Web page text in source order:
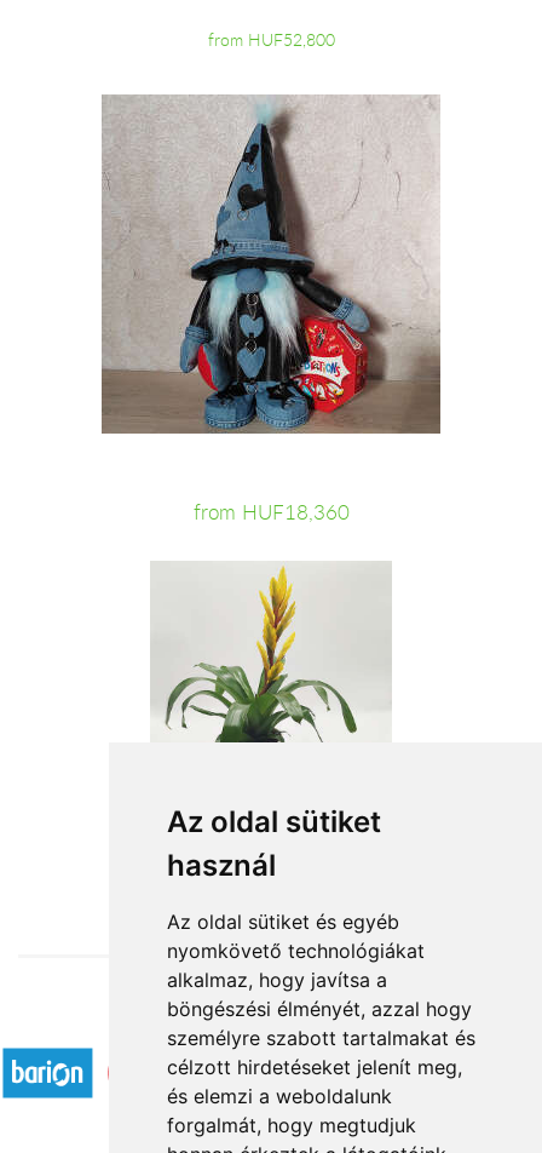
Az oldal sütiket
használ
Az oldal sütiket és egyéb
nyomkövető technológiákat
alkalmaz, hogy javítsa a
böngészési élményét, azzal hogy
személyre szabott tartalmakat és
célzott hirdetéseket jelenít meg,
és elemzi a weboldalunk
forgalmát, hogy megtudjuk
from HUF52,800
from HUF18,360
from HUF15,564
Accepted payment methods